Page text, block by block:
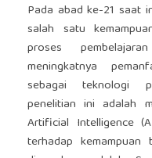
Pada abad ke-21 saat
salah satu
proses
meningkatnya
sebagai teknologi
penelitian ini adalah
Artificial Intelligence
terhadap